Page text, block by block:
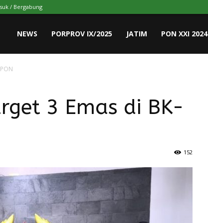
/ Bergabung
NEWS PORPROV IX/2025 JATIM PON XXI 2024
3 Emas di BK-
152